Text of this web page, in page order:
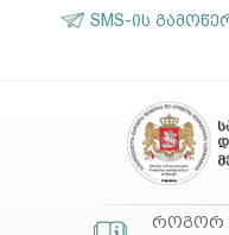
SMS-ის
როგორ